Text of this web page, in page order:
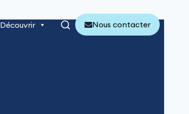
Découvrir Nous contacter